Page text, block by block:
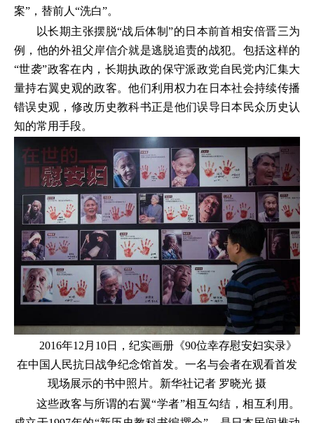
案”，替前人“洗白”。
以长期主张摆脱“战后体制”的日本前首相安倍晋三为
例，他的外祖父岸信介就是逃脱追责的战犯。包括这样的
“世袭”政客在内，长期执政的保守派政党自民党内汇集大
量持右翼史观的政客。他们利用权力在日本社会持续传播
错误史观，修改历史教科书正是他们误导日本民众历史认
知的常用手段。
2016年12月10日，纪实画册《90位幸存慰安妇实录》
在中国人民抗日战争纪念馆首发。一名与会者在观看首发
现场展示的书中照片。新华社记者 罗晓光 摄
这些政客与所谓的右翼“学者”相互勾结，相互利用。